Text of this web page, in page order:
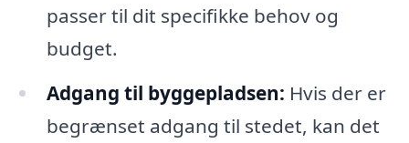
passer til dit specifikke behov og
budget.
Adgang til byggepladsen: Hvis der er
begrænset adgang til stedet, kan det